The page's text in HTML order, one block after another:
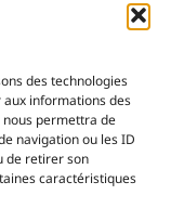
des technologies
informations des
nous permettra de
navigation ou les ID
de retirer son
caractéristiques